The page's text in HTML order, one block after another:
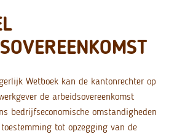
Wetboek kan de kantonrechter op
de arbeidsovereenkomst
bedrijfseconomische omstandigheden
tot opzegging van de